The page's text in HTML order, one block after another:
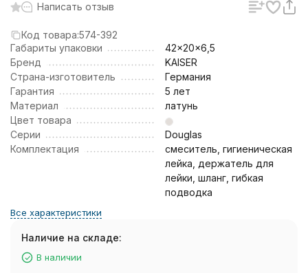
Написать отзыв
Код товара:574-392
Габариты упаковки
42x20x6,5
Бренд
KAISER
Страна-изготовитель
Германия
Гарантия
5 лет
Материал
латунь
Цвет товара
Серии
Douglas
Комплектация
смеситель, гигиеническая
лейка, держатель для
лейки, шланг, гибкая
подводка
Все характеристики
Наличие на складе:
В наличии